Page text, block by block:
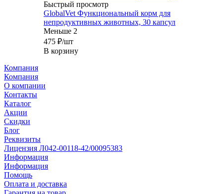
Быстрый просмотр
GlobalVet Функциональный корм для
непродуктивных животных, 30 капсул
Меньше 2
475 ₽/шт
В корзину
Компания
Компания
О компании
Контакты
Каталог
Акции
Скидки
Блог
Реквизиты
Лицензия Л042-00118-42/00095383
Информация
Информация
Помощь
Оплата и доставка